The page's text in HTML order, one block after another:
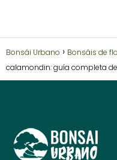
Bonsái Urbano Bonsáis de
calamondin: guía completa